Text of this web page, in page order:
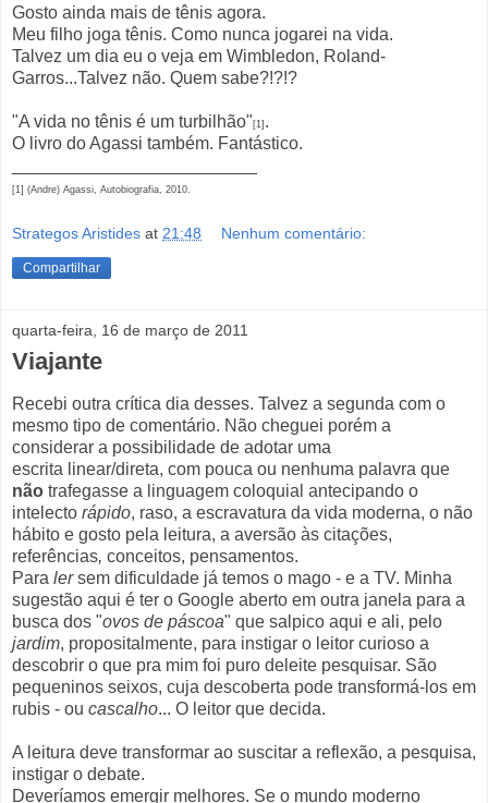
Gosto ainda mais de tênis agora.
Meu filho joga tênis. Como nunca jogarei na vida.
Talvez um dia eu o veja em Wimbledon, Roland-
Garros...Talvez não. Quem sabe?!?!?
"A vida no tênis é um turbilhão" [1] .
O livro do Agassi também. Fantástico.
[1] (Andre) Agassi, Autobiografia, 2010.
Strategos Aristides at 21:48 Nenhum comentário:
Compartilhar
quarta-feira, 16 de março de 2011
Viajante
Recebi outra crítica dia desses. Talvez a segunda com o
mesmo tipo de comentário. Não cheguei porém a
considerar a possibilidade de adotar uma
escrita linear/direta, com pouca ou nenhuma palavra que
não trafegasse a linguagem coloquial antecipando o
intelecto rápido, raso, a escravatura da vida moderna, o não
hábito e gosto pela leitura, a aversão às citações,
referências, conceitos, pensamentos.
Para lersem dificuldade já temos o mago - e a TV. Minha
sugestão aqui é ter o Google aberto em outra janela para a
busca dos "ovos de páscoa" que salpico aqui e ali, pelo
jardim, propositalmente, para instigar o leitor curioso a
descobrir o que pra mim foi puro deleite pesquisar. São
pequeninos seixos, cuja descoberta pode transformá-los em
rubis - ou cascalho... O leitor que decida.
A leitura deve transformar ao suscitar a reflexão, a pesquisa,
instigar o debate.
Deveríamos emergir melhores. Se o mundo moderno